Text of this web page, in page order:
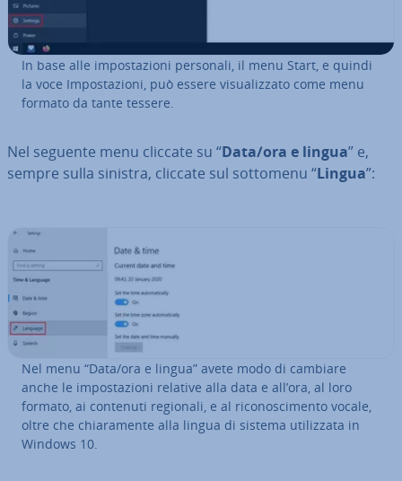
In base alle im­po­sta­zio­ni personali, il menu Start, e quindi
la voce Im­po­sta­zio­ni, può essere vi­sua­liz­za­to come menu
formato da tante tessere.
Nel seguente menu cliccate su “Data/ora e lingua” e,
sempre sulla sinistra, cliccate sul sottomenu “Lingua”:
Nel menu “Data/ora e lingua” avete modo di cambiare
anche le im­po­sta­zio­ni relative alla data e all’ora, al loro
formato, ai contenuti regionali, e al ri­co­no­sci­men­to vocale,
oltre che chia­ra­men­te alla lingua di sistema uti­liz­za­ta in
Windows 10.